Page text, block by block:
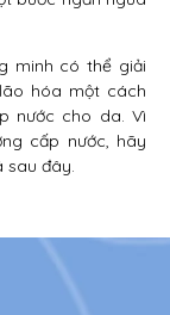
minh có thể giải
hóa một cách
nước cho da. Vì
cấp nước, hãy
sau đây.